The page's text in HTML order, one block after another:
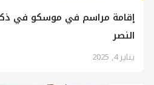
إقامة مراسم في موسكو في
النصر
يناير 4, 2025